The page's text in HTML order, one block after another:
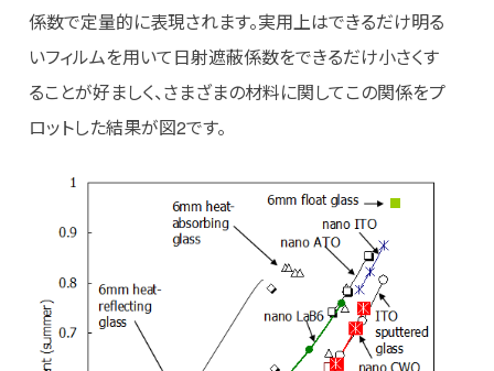
係数で定量的に表現されます。実用上はできるだけ明る
いフィルムを用いて日射遮蔽係数をできるだけ小さくす
ることが好ましく、さまざまの材料に関してこの関係をプ
ロットした結果が図2です。